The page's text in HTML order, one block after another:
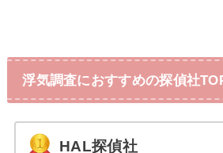
浮気調査におすすめの探偵社
HAL探偵社